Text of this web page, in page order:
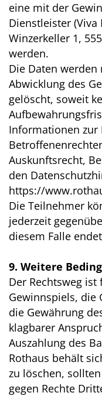
eine mit der
Dienstleister (Viva
Winzerkeller 1,
werden.
Die Daten
Abwicklung des
gelöscht, soweit
Informationen zur
Auskunftsrecht,
den
https://
Die Teilnehmer
jederzeit
diesem Falle
9. Weitere
Der Rechtsweg
Gewinnspiels, die
die Gewährung
klagbarer
Auszahlung des
Rothaus behält
zu löschen,
gegen Rechte